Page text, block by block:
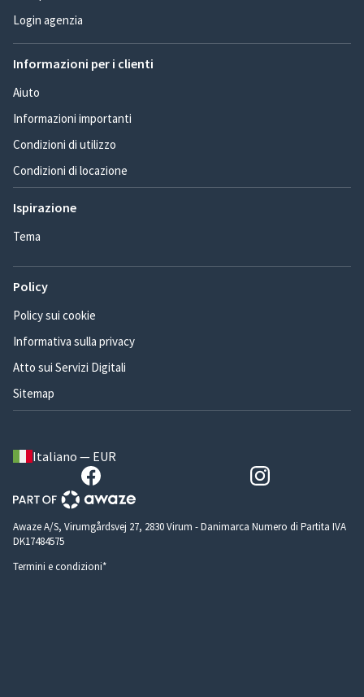
Login agenzia
Informazioni per i clienti
Aiuto
Informazioni importanti
Condizioni di utilizzo
Condizioni di locazione
Ispirazione
Tema
Policy
Policy sui cookie
Informativa sulla privacy
Atto sui Servizi Digitali
Sitemap
Italiano — EUR
Awaze A/S, Virumgårdsvej 27, 2830 Virum - Danimarca Numero di Partita IVA
DK17484575
Termini e condizioni*